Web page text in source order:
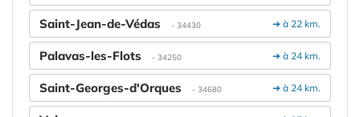
➔ à 22 km.
Saint-Jean-de-Védas - 34430
➔ à 24 km.
Palavas-les-Flots - 34250
➔ à 24 km.
Saint-Georges-d'Orques - 34680